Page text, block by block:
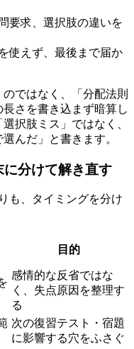
要求、選択肢の違いを
使えず、最後まで届か
ではなく、「分配法則
さを書き込まず暗算し
択肢ミス」ではなく、
んだ」と書きます。
分けて解き直す
も、タイミングを分け
目的
感情的な反省ではな
く、失点原因を整理す
る
次の復習テスト・宿題
に影響する穴をふさぐ